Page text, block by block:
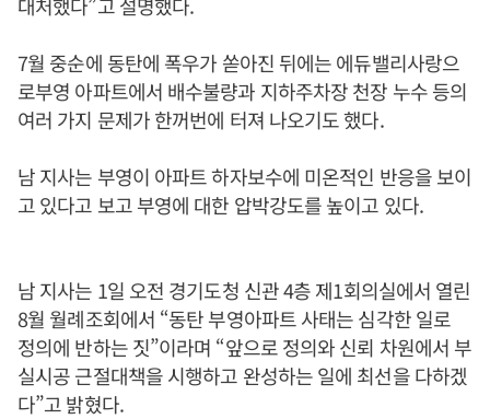
7월 중순에 동탄에 폭우가 쏟아진 뒤에는 에듀밸리사랑으
로부영 아파트에서 배수불량과 지하주차장 천장 누수 등의
여러 가지 문제가 한꺼번에 터져 나오기도 했다.
남 지사는 부영이 아파트 하자보수에 미온적인 반응을 보이
고 있다고 보고 부영에 대한 압박강도를 높이고 있다.
남 지사는 1일 오전 경기도청 신관 4층 제1회의실에서 열린
8월 월례조회에서 “동탄 부영아파트 사태는 심각한 일로
정의에 반하는 짓”이라며 “앞으로 정의와 신뢰 차원에서 부
실시공 근절대책을 시행하고 완성하는 일에 최선을 다하겠
다”고 밝혔다.